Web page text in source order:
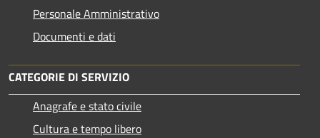
Personale Amministrativo
Documenti e dati
CATEGORIE DI SERVIZIO
Anagrafe e stato civile
Cultura e tempo libero